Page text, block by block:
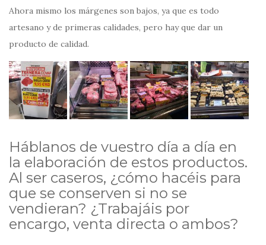
Ahora mismo los márgenes son bajos, ya que es todo
artesano y de primeras calidades, pero hay que dar un
producto de calidad.
Háblanos de vuestro día a día en
la elaboración de estos productos.
Al ser caseros, ¿cómo hacéis para
que se conserven si no se
vendieran? ¿Trabajáis por
encargo, venta directa o ambos?